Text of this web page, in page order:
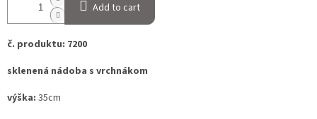
Add to cart
č. produktu: 7200
sklenená nádoba s vrchnákom
výška: 35cm